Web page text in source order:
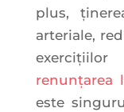
plus,
arteriale,
renunţarea
este